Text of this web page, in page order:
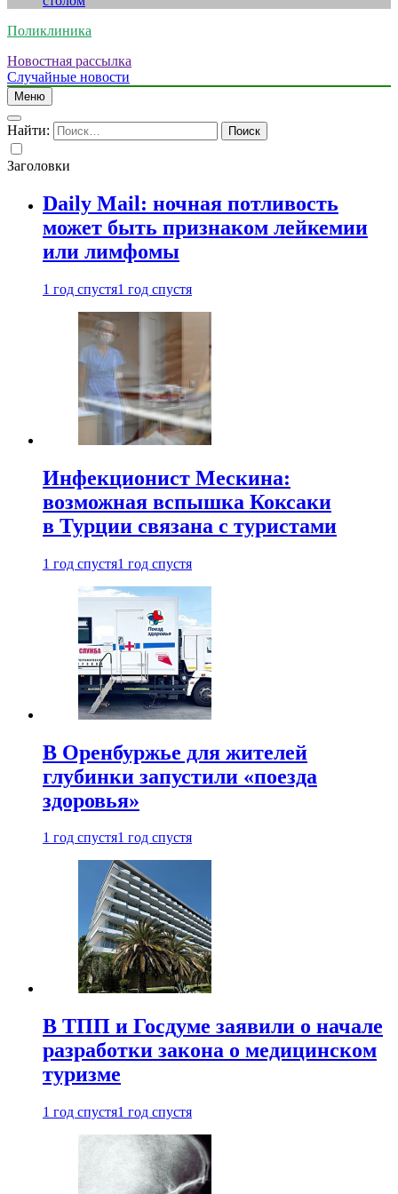
Поликлиника
Новостная рассылка
Случайные новости
Меню
Найти:
Заголовки
Daily Mail: ночная потливость
может быть признаком лейкемии
или лимфомы
1 год спустя1 год спустя
Инфекционист Мескина:
возможная вспышка Коксаки
в Турции связана с туристами
1 год спустя1 год спустя
В Оренбуржье для жителей
глубинки запустили «поезда
здоровья»
1 год спустя1 год спустя
В ТПП и Госдуме заявили о начале
разработки закона о медицинском
туризме
1 год спустя1 год спустя